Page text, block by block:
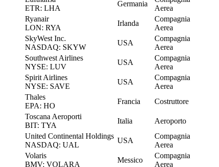
ETR: LHA
Germania
Aerea
Ryanair
LON: RYA
Irlanda
Compagnia
Aerea
SkyWest Inc.
NASDAQ: SKYW
USA
Compagnia
Aerea
Southwest Airlines
NYSE: LUV
USA
Compagnia
Aerea
Spirit Airlines
NYSE: SAVE
USA
Compagnia
Aerea
Thales
EPA: HO
Francia
Costruttore
Toscana Aeroporti
BIT: TYA
Italia
Aeroporto
United Continental Holdings
NASDAQ: UAL
USA
Compagnia
Aerea
Volaris
BMV: VOLARA
Messico
Compagnia
Aerea